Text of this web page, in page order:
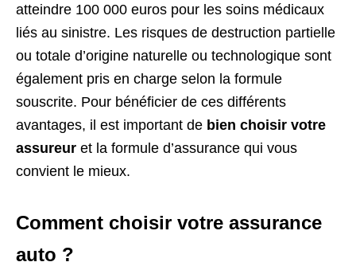
atteindre 100 000 euros pour les soins médicaux
liés au sinistre. Les risques de destruction partielle
ou totale d’origine naturelle ou technologique sont
également pris en charge selon la formule
souscrite. Pour bénéficier de ces différents
avantages, il est important de bien choisir votre
assureur et la formule d’assurance qui vous
convient le mieux.
Comment choisir votre assurance
auto ?